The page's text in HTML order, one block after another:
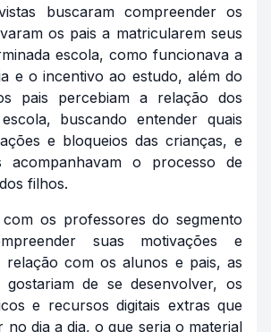
buscaram compreender os
os pais a matricularem seus
escola, como funcionava a
e o incentivo ao estudo, além do
pais percebiam a relação dos
buscando entender quais
e bloqueios das crianças, e
acompanhavam o processo de
filhos.
os professores do segmento
suas motivações e
relação com os alunos e pais, as
de se desenvolver, os
e recursos digitais extras que
no dia a dia, o que seria o material